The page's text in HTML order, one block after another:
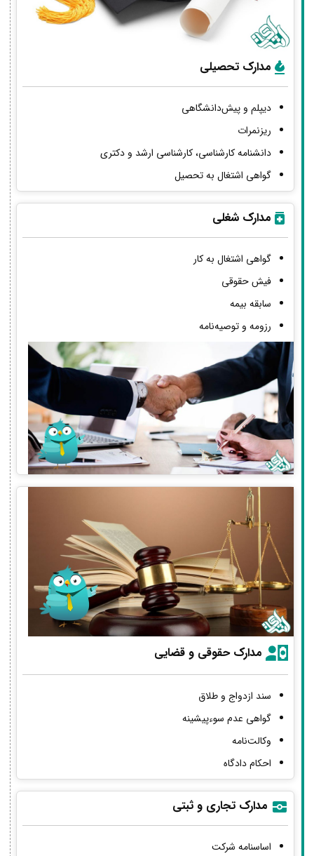
مدارک تحصیلی
دیپلم و پیش‌دانشگاهی
ریزنمرات
دانشنامه کارشناسی، کارشناسی ارشد و دکتری
گواهی اشتغال به تحصیل
مدارک شغلی
گواهی اشتغال به کار
فیش حقوقی
سابقه بیمه
رزومه و توصیه‌نامه
مدارک حقوقی و قضایی
سند ازدواج و طلاق
گواهی عدم سوءپیشینه
وکالت‌نامه
احکام دادگاه
مدارک تجاری و ثبتی
اساسنامه شرکت